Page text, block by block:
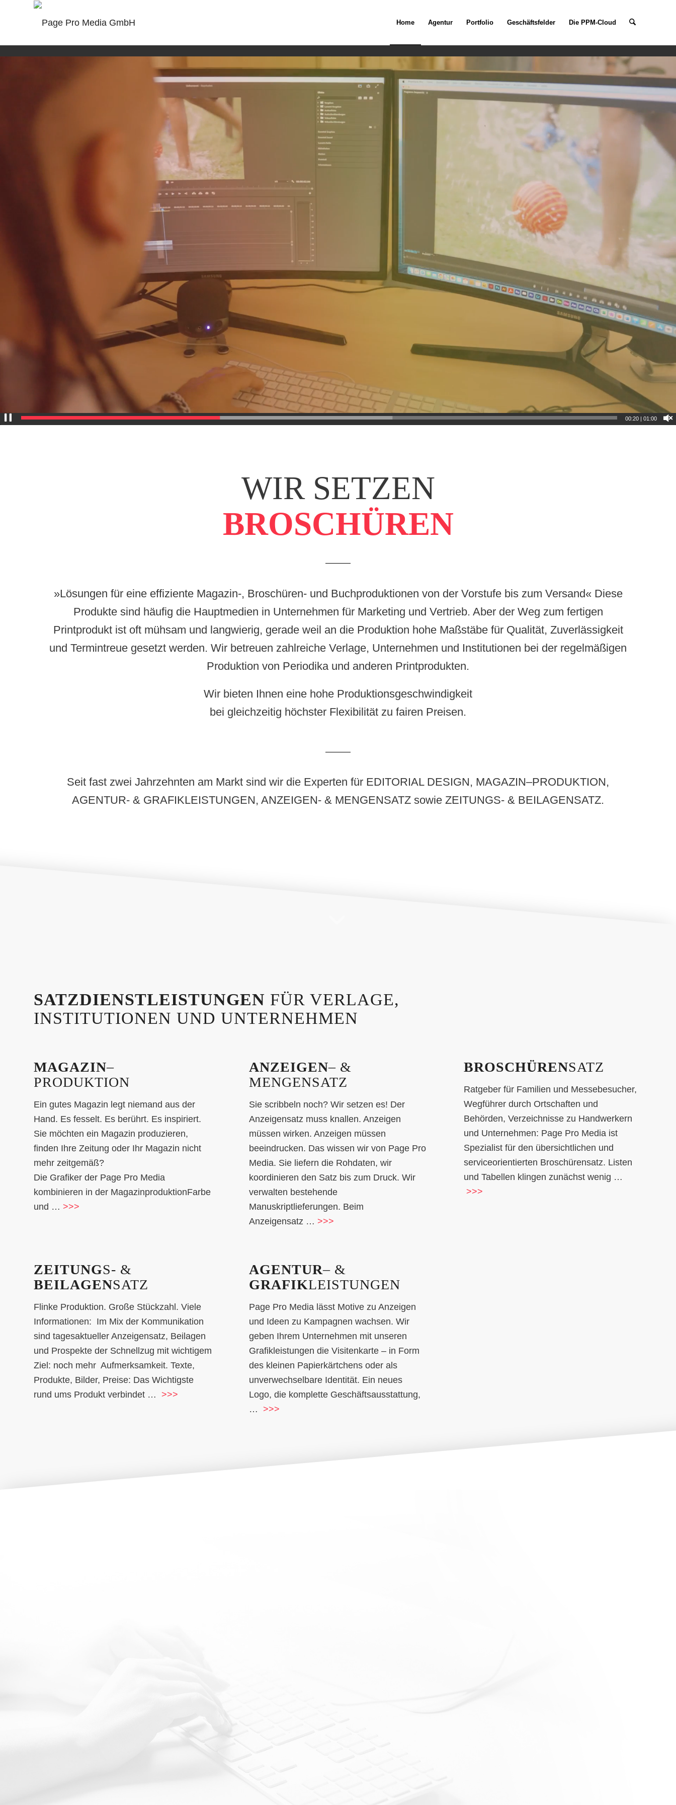
Home Agentur Portfolio Geschäftsfelder Die PPM-Cloud
00:21 | 01:00
WIR SETZEN
ZEITUNGEN
»Lösungen für eine effiziente Magazin-, Broschüren- und Buchproduktionen von der Vorstufe bis zum Versand« Diese
Produkte sind häufig die Hauptmedien in Unternehmen für Marketing und Vertrieb. Aber der Weg zum fertigen
Printprodukt ist oft mühsam und langwierig, gerade weil an die Produktion hohe Maßstäbe für Qualität, Zuverlässigkeit
und Termintreue gesetzt werden. Wir betreuen zahlreiche Verlage, Unternehmen und Institutionen bei der regelmäßigen
Produktion von Periodika und anderen Printprodukten.
Wir bieten Ihnen eine hohe Produktionsgeschwindigkeit
bei gleichzeitig höchster Flexibilität zu fairen Preisen.
Seit fast zwei Jahrzehnten am Markt sind wir die Experten für EDITORIAL DESIGN, MAGAZIN–PRODUKTION,
AGENTUR- & GRAFIKLEISTUNGEN, ANZEIGEN- & MENGENSATZ sowie ZEITUNGS- & BEILAGENSATZ.
SATZDIENSTLEISTUNGEN FÜR VERLAGE,
INSTITUTIONEN UND UNTERNEHMEN
MAGAZIN–
PRODUKTION
Ein gutes Magazin legt niemand aus der
Hand. Es fesselt. Es berührt. Es inspiriert.
Sie möchten ein Magazin produzieren,
finden Ihre Zeitung oder Ihr Magazin nicht
mehr zeitgemäß?
Die Grafiker der Page Pro Media
kombinieren in der MagazinproduktionFarbe
und … >>>
ANZEIGEN– &
MENGENSATZ
Sie scribbeln noch? Wir setzen es! Der
Anzeigensatz muss knallen. Anzeigen
müssen wirken. Anzeigen müssen
beeindrucken. Das wissen wir von Page Pro
Media. Sie liefern die Rohdaten, wir
koordinieren den Satz bis zum Druck. Wir
verwalten bestehende
Manuskriptlieferungen. Beim
Anzeigensatz … >>>
BROSCHÜRENSATZ
Ratgeber für Familien und Messebesucher,
Wegführer durch Ortschaften und
Behörden, Verzeichnisse zu Handwerkern
und Unternehmen: Page Pro Media ist
Spezialist für den übersichtlichen und
serviceorientierten Broschürensatz. Listen
und Tabellen klingen zunächst wenig …
>>>
ZEITUNGS- &
BEILAGENSATZ
Flinke Produktion. Große Stückzahl. Viele
Informationen: Im Mix der Kommunikation
sind tagesaktueller Anzeigensatz, Beilagen
und Prospekte der Schnellzug mit wichtigem
Ziel: noch mehr Aufmerksamkeit. Texte,
Produkte, Bilder, Preise: Das Wichtigste
rund ums Produkt verbindet … >>>
AGENTUR– &
GRAFIKLEISTUNGEN
Page Pro Media lässt Motive zu Anzeigen
und Ideen zu Kampagnen wachsen. Wir
geben Ihrem Unternehmen mit unseren
Grafikleistungen die Visitenkarte – in Form
des kleinen Papierkärtchens oder als
unverwechselbare Identität. Ein neues
Logo, die komplette Geschäftsausstattung,
… >>>